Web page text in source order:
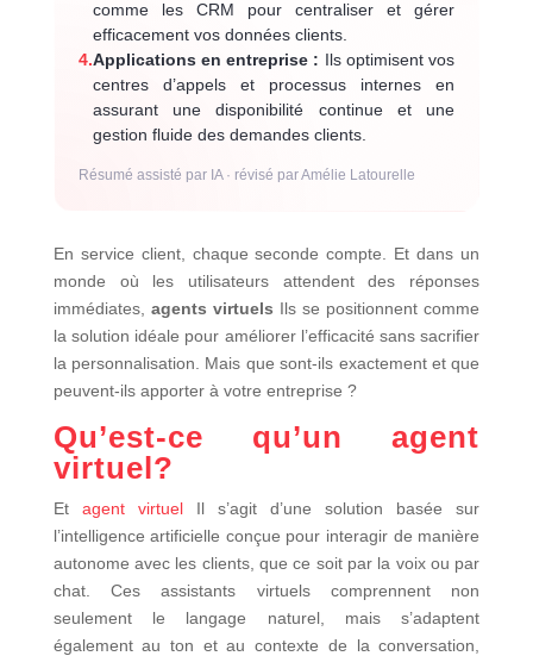
comme les CRM pour centraliser et gérer
efficacement vos données clients.
4.Applications en entreprise : Ils optimisent vos
centres d’appels et processus internes en
assurant une disponibilité continue et une
gestion fluide des demandes clients.
Résumé assisté par IA · révisé par Amélie Latourelle
En service client, chaque seconde compte. Et dans un
monde où les utilisateurs attendent des réponses
immédiates, agents virtuels Ils se positionnent comme
la solution idéale pour améliorer l’efficacité sans sacrifier
la personnalisation. Mais que sont-ils exactement et que
peuvent-ils apporter à votre entreprise ?
Qu’est-ce qu’un agent
virtuel?
Etagent virtuel Il s’agit d’une solution basée sur
l’intelligence artificielle conçue pour interagir de manière
autonome avec les clients, que ce soit par la voix ou par
chat. Ces assistants virtuels comprennent non
seulement le langage naturel, mais s’adaptent
également au ton et au contexte de la conversation,